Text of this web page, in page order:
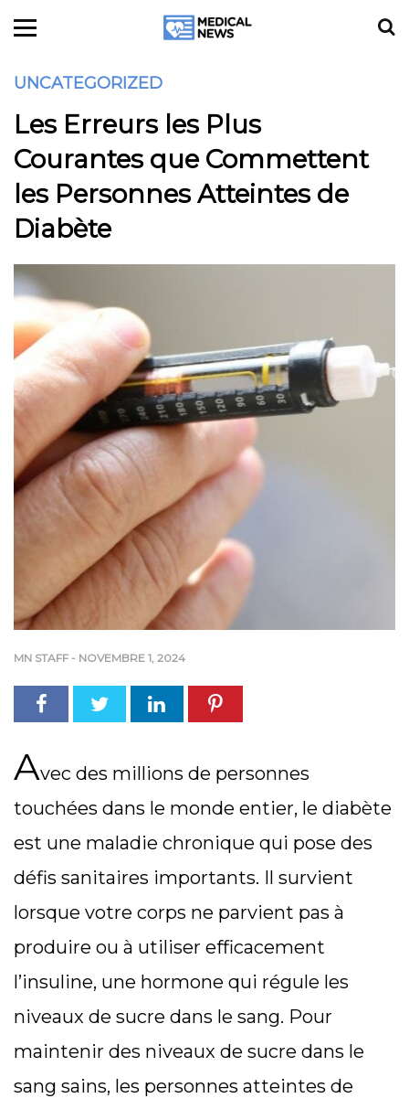
UNCATEGORIZED
Les Erreurs les Plus
Courantes que Commettent
les Personnes Atteintes de
Diabète
MN STAFF - NOVEMBRE 1, 2024
Avec des millions de personnes
touchées dans le monde entier, le diabète
est une maladie chronique qui pose des
défis sanitaires importants. Il survient
lorsque votre corps ne parvient pas à
produire ou à utiliser efficacement
l’insuline, une hormone qui régule les
niveaux de sucre dans le sang. Pour
maintenir des niveaux de sucre dans le
sang sains, les personnes atteintes de